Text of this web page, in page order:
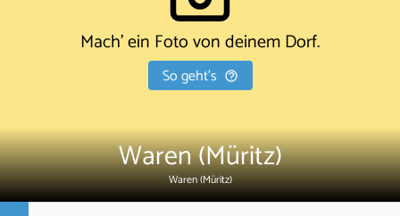
Mach' ein Foto von deinem Dorf.
So geht's
Waren (Müritz)
Waren (Müritz)